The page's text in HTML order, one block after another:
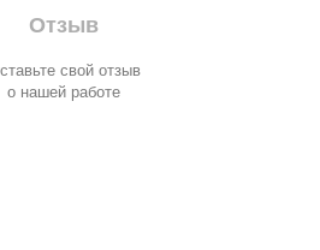
Отзыв
свой отзыв
о нашей работе